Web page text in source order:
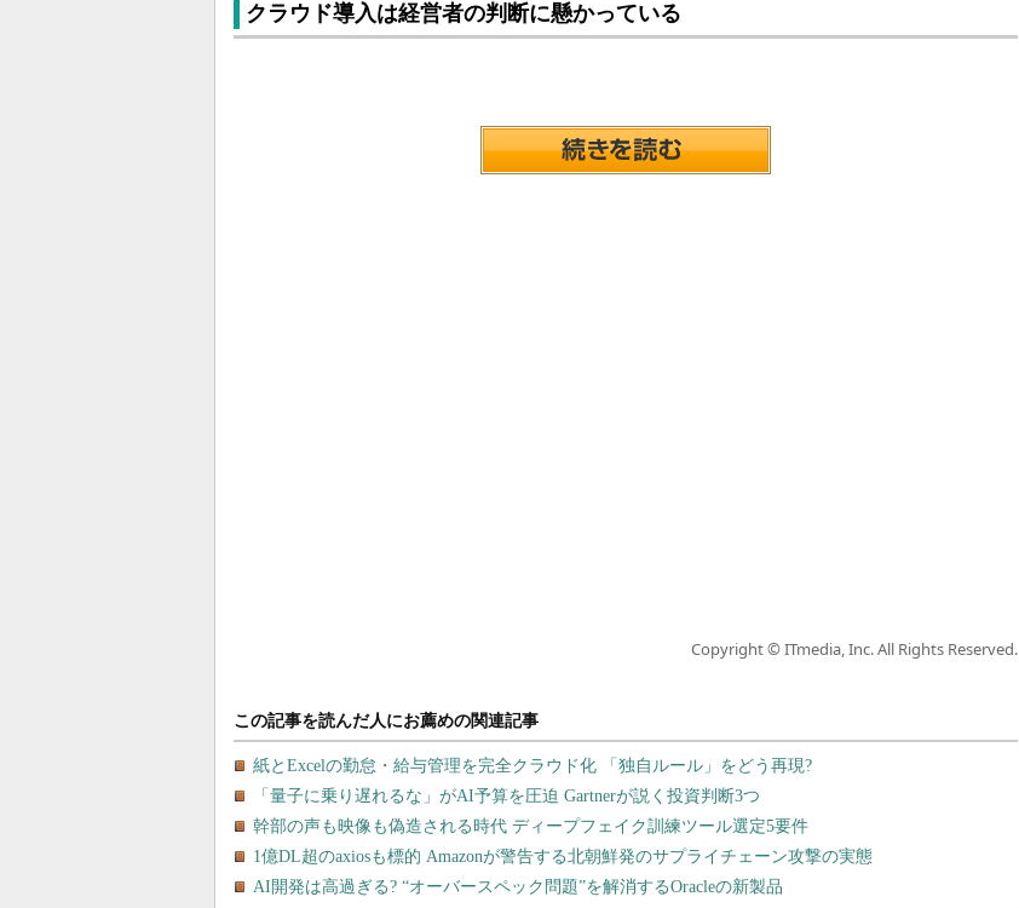
クラウド導入は経営者の判断に懸かっている
Copyright © ITmedia, Inc. All Rights Reserved.